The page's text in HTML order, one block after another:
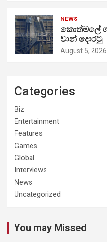
NEWS
කොත්මලේ
වාන් දොරටු
August 5, 2026
Categories
Biz
Entertainment
Features
Games
Global
Interviews
News
Uncategorized
You may Missed